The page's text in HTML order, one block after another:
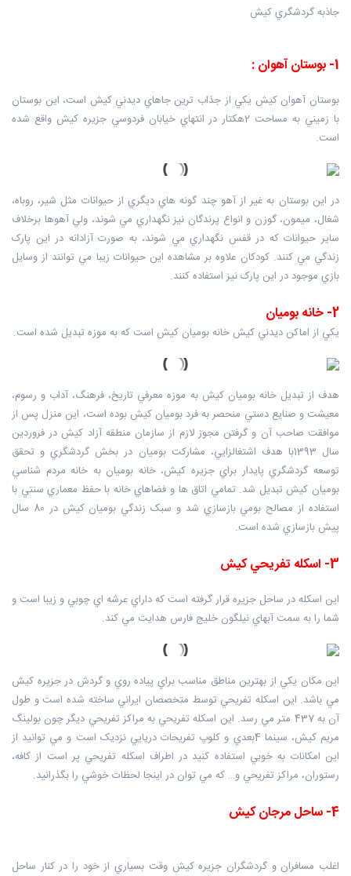
جاذبه گردشگري کيش
1- بوستان آهوان :
بوستان آهوان کيش يکي از جذاب ترين جاهاي ديدني کيش است، اين بوستان
با زميني به مساحت 2هکتار در انتهاي خيابان فردوسي جزيره کيش واقع شده
است.
در اين بوستان به غير از آهو چند گونه هاي ديگري از حيوانات مثل شير، روباه،
شغال، ميمون، گوزن و انواع پرندگان نيز نگهداري مي شوند، ولي آهوها برخلاف
ساير حيوانات که در قفس نگهداري مي شوند، به صورت آزادانه در اين پارک
زندگي مي کنند. کودکان علاوه بر مشاهده اين حيوانات زيبا مي توانند از وسايل
بازي موجود در اين پارک نيز استفاده کنند.
2- خانه بوميان
يکي از اماکن ديدني کيش خانه بوميان کيش است که به موزه تبديل شده است.
هدف از تبديل خانه بوميان کيش به موزه معرفي تاريخ، فرهنگ، آداب و رسوم،
معيشت و صنايع دستي منحصر به فرد بوميان کيش بوده است، اين منزل پس از
موافقت صاحب آن و گرفتن مجوز لازم از سازمان منطقه آزاد کيش در فروردين
سال 1393با هدف اشتغالزايي، مشارکت بوميان در بخش گردشگري و تحقق
توسعه گردشگري پايدار براي جزيره کيش، خانه بوميان به خانه مردم شناسي
بوميان کيش تبديل شد. تمامي اتاق ها و فضاهاي خانه با حفظ معماري سنتي با
استفاده از مصالح بومي بازسازي شد و سبک زندگي بوميان کيش در 80 سال
پيش بازسازي شده است.
3- اسکله تفريحي کيش
اين اسکله در ساحل جزيره قرار گرفته است که داراي عرشه اي چوبي و زيبا است و
شما را به سمت آبهاي نيلگون خليج فارس هدايت مي کند.
اين مکان يکي از بهترين مناطق مناسب براي پياده روي و گردش در جزيره کيش
مي باشد. اين اسکله تفريحي توسط متخصصان ايراني ساخته شده است و طول
آن به 437 متر مي رسد. اين اسکله تفريحي به مراکز تفريحي ديگر چون بولينگ
مريم کيش، سينما 4بعدي و کلوپ تفريحات دريايي نزديک است و مي توانيد از
اين امکانات به خوبي استفاده کنيد در اطراف اسکله تفريحي پر است از کافه،
رستوران، مراکز تفريحي و… که مي توان در اينجا لحظات خوشي را بگذرانيد.
4- ساحل مرجان کيش
اغلب مسافران و گردشگران جزيره کيش وقت بسياري از خود را در کنار ساحل